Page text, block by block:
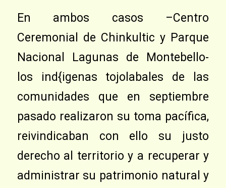
En ambos casos –Centro
Ceremonial de Chinkultic y Parque
Nacional Lagunas de Montebello-
los ind{igenas tojolabales de las
comunidades que en septiembre
pasado realizaron su toma pacífica,
reivindicaban con ello su justo
derecho al territorio y a recuperar y
administrar su patrimonio natural y